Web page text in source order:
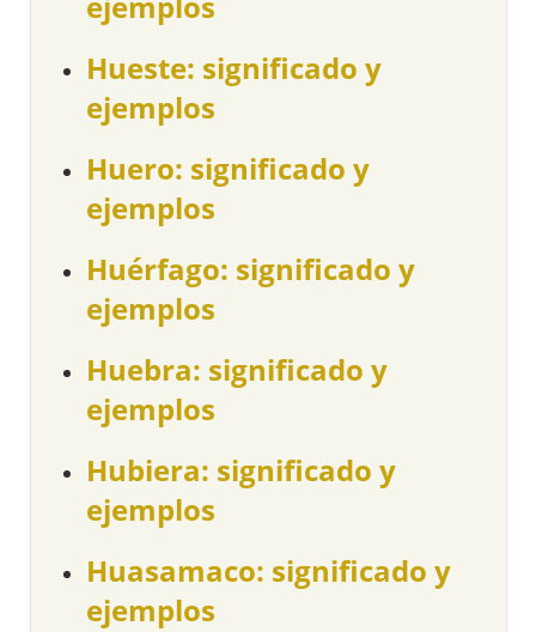
Hueste: significado y
ejemplos
Huero: significado y
ejemplos
Huérfago: significado y
ejemplos
Huebra: significado y
ejemplos
Hubiera: significado y
ejemplos
Huasamaco: significado y
ejemplos